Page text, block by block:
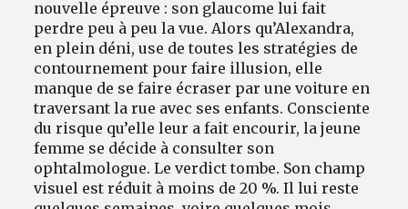
nouvelle épreuve : son glaucome lui fait
perdre peu à peu la vue. Alors qu’Alexandra,
en plein déni, use de toutes les stratégies de
contournement pour faire illusion, elle
manque de se faire écraser par une voiture en
traversant la rue avec ses enfants. Consciente
du risque qu’elle leur a fait encourir, la jeune
femme se décide à consulter son
ophtalmologue. Le verdict tombe. Son champ
visuel est réduit à moins de 20 %. Il lui reste